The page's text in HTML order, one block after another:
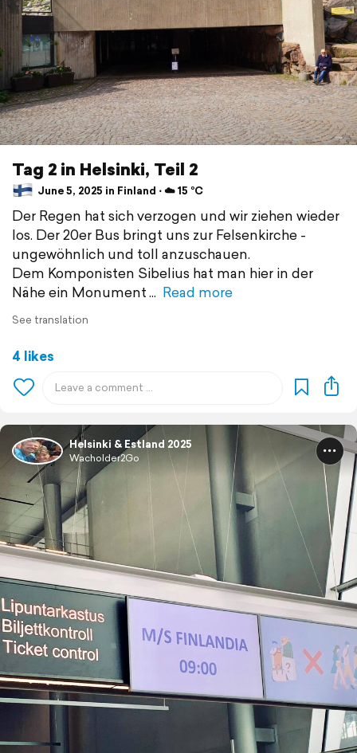
Tag 2 in Helsinki, Teil 2
June 5, 2025 in Finland ⋅ ☁️ 15 °C
Der Regen hat sich verzogen und wir ziehen wieder
los. Der 20er Bus bringt uns zur Felsenkirche -
ungewöhnlich und toll anzuschauen.
Dem Komponisten Sibelius hat man hier in der
Nähe ein Monument
Read more
See translation
4 likes
Helsinki & Estland 2025
Wacholder2Go